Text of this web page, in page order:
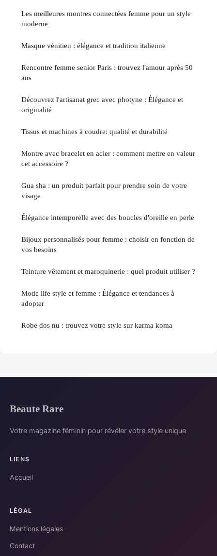
Les meilleures montres connectées femme pour un style
moderne
Masque vénitien : élégance et tradition italienne
Rencontre femme senior Paris : trouvez l'amour après 50
ans
Découvrez l'artisanat grec avec photyne : Élégance et
originalité
Tissus et machines à coudre: qualité et durabilité
Montre avec bracelet en acier : comment mettre en valeur
cet accessoire ?
Gua sha : un produit parfait pour prendre soin de votre
visage
Élégance intemporelle avec des boucles d'oreille en perle
Bijoux personnalisés pour femme : choisir en fonction de
vos besoins
Teinture vêtement et maroquinerie : quel produit utiliser ?
Mode life style et femme : Élégance et tendances à
adopter
Robe dos nu : trouvez votre style sur karma koma
Beaute Rare
Votre magazine féminin pour révéler votre style unique
LIENS
Accueil
LÉGAL
Mentions légales
Contact